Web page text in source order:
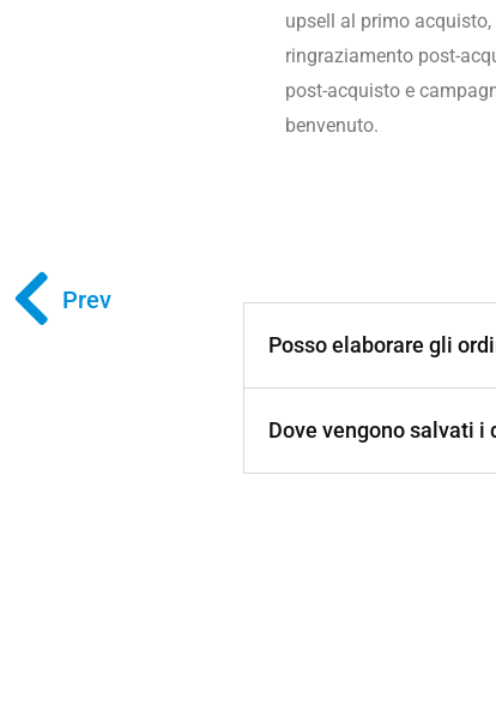
upsell al primo acquisto,
ringraziamento post-
post-acquisto e
benvenuto.
Posso elaborare gli
Dove vengono salvati i
Prev